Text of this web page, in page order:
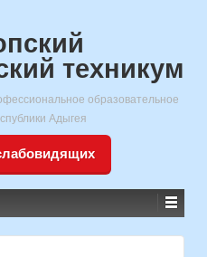
техникум
образовательное
Адыгея